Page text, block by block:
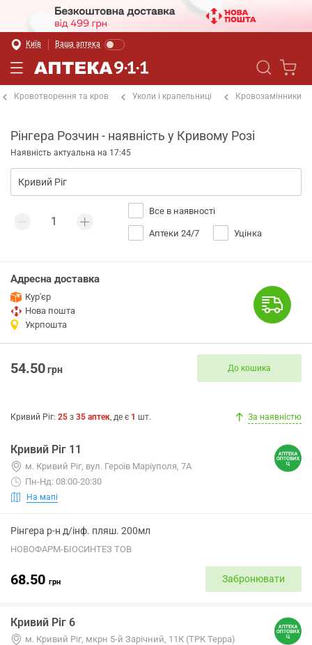
Київ Ваша аптека
Кровотворення та кров Уколи і крапельниці Кровозамінники
Рінгера Розчин - наявність у Кривому Розі
Наявність актуальна на 17:45
Все в наявності
Аптеки 24/7 Уцінка
Адресна доставка
Кур'єр
Нова пошта
Укрпошта
54.50грн До кошика
Кривий Ріг: 25 з 35 аптек, де є 1 шт. За наявністю
Кривий Ріг 11
м. Кривий Ріг, вул. Героїв Маріуполя, 7А
Пн-Нд: 08:00-20:30
На мапі
Рінгера р-н д/інф. пляш. 200мл
НОВОФАРМ-БІОСИНТЕЗ ТОВ
68.50 грн Забронювати
Кривий Ріг 6
м. Кривий Ріг, мкрн 5-й Зарічний, 11К (ТРК Терра)